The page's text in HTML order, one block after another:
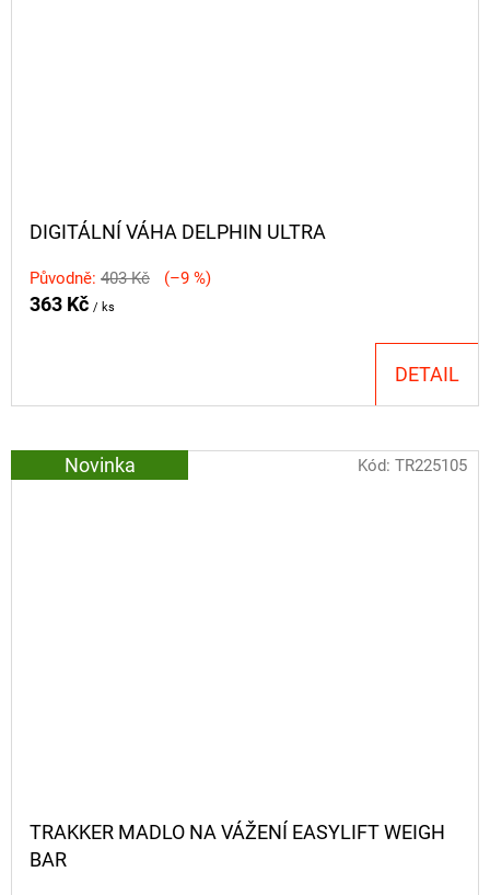
DIGITÁLNÍ VÁHA DELPHIN ULTRA
Původně: 403 Kč (–9 %)
363 Kč / ks
DETAIL
Novinka
TRAKKER MADLO NA VÁŽENÍ EASYLIFT WEIGH
BAR
Kód: TR225105